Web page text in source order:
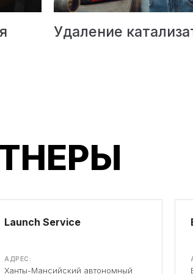
Удаление
Launch Service
АДРЕС:
Ханты-Мансийский автономный